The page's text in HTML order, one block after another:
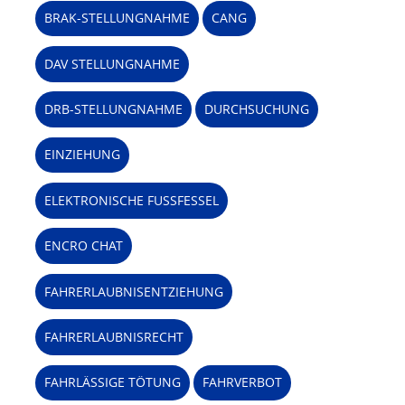
BRAK-STELLUNGNAHME CANG
DAV STELLUNGNAHME
DRB-STELLUNGNAHME DURCHSUCHUNG
EINZIEHUNG
ELEKTRONISCHE FUSSFESSEL
ENCRO CHAT
FAHRERLAUBNISENTZIEHUNG
FAHRERLAUBNISRECHT
FAHRLÄSSIGE TÖTUNG FAHRVERBOT